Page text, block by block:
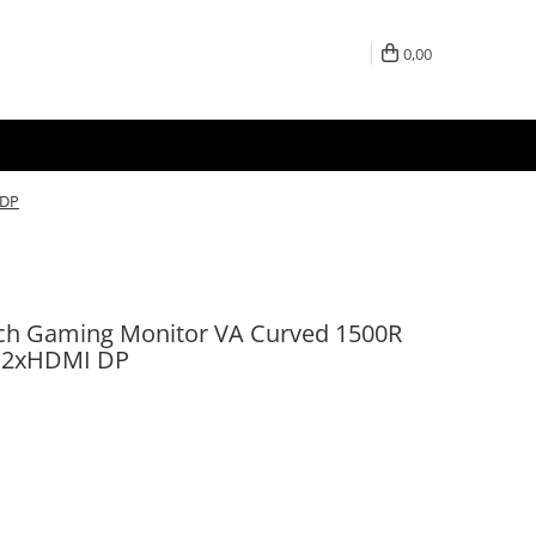
0,00
Gaming Monitor VA Curved 1500R
DP